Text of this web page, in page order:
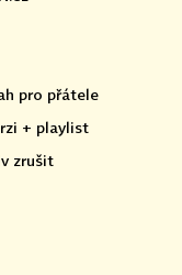
pro přátele
+ playlist
zrušit